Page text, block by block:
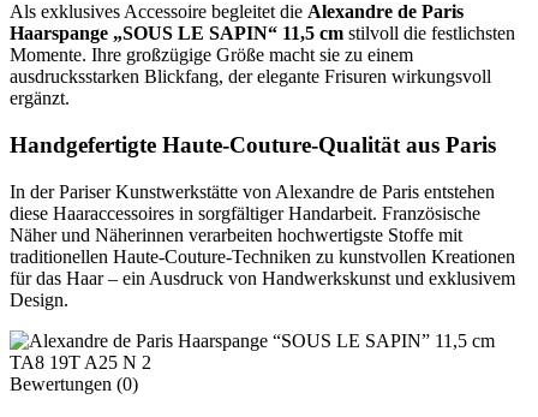
Als exklusives Accessoire begleitet die Alexandre de Paris
Haarspange „SOUS LE SAPIN“ 11,5 cm stilvoll die festlichsten
Momente. Ihre großzügige Größe macht sie zu einem
ausdrucksstarken Blickfang, der elegante Frisuren wirkungsvoll
ergänzt.
Handgefertigte Haute-Couture-Qualität aus Paris
In der Pariser Kunstwerkstätte von Alexandre de Paris entstehen
diese Haaraccessoires in sorgfältiger Handarbeit. Französische
Näher und Näherinnen verarbeiten hochwertigste Stoffe mit
traditionellen Haute-Couture-Techniken zu kunstvollen Kreationen
für das Haar – ein Ausdruck von Handwerkskunst und exklusivem
Design.
Bewertungen (0)